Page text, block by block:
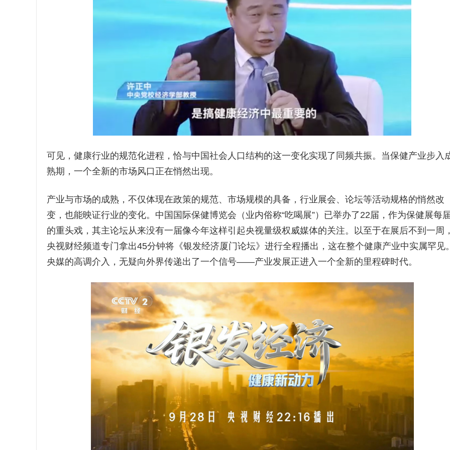
可见，健康行业的规范化进程，恰与中国社会人口结构的这一变化实现了同频共振。当保健产业步入
熟期，一个全新的市场风口正在悄然出现。
产业与市场的成熟，不仅体现在政策的规范、市场规模的具备，行业展会、论坛等活动规格的悄然改
变，也能映证行业的变化。中国国际保健博览会（业内俗称“吃喝展”）已举办了22届，作为保健展每
的重头戏，其主论坛从来没有一届像今年这样引起央视量级权威媒体的关注。以至于在展后不到一周
央视财经频道专门拿出45分钟将《银发经济厦门论坛》进行全程播出，这在整个健康产业中实属罕见
央媒的高调介入，无疑向外界传递出了一个信号——产业发展正进入一个全新的里程碑时代。